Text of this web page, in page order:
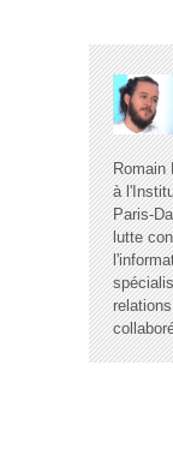
Romain
à
Paris-
lutte